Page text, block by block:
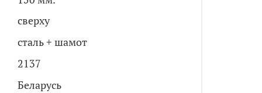
сверху
сталь + шамот
2137
Беларусь